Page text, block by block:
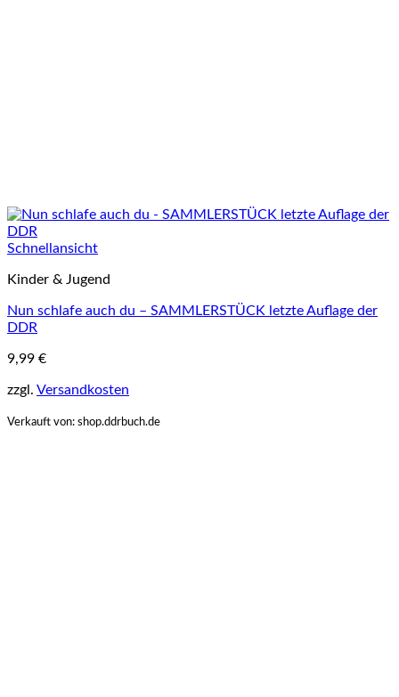
Schnellansicht
Kinder & Jugend
Nun schlafe auch du – SAMMLERSTÜCK letzte Auflage der
DDR
9,99 €
zzgl. Versandkosten
Verkauft von: shop.ddrbuch.de